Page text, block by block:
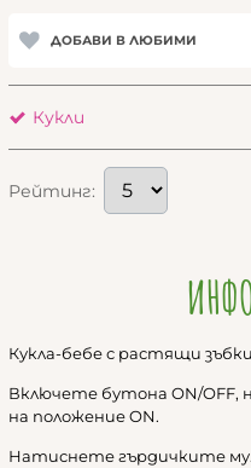
ДОБАВИ В ЛЮБИМИ
Кукли
Рейтинг:
Кукла-бебе с растящи зъбки
Включете бутона ON/OFF,
на положение ON.
Натиснете гърдичките